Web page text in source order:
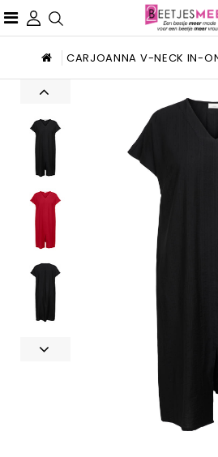
CARJOANNA V-NECK IN-